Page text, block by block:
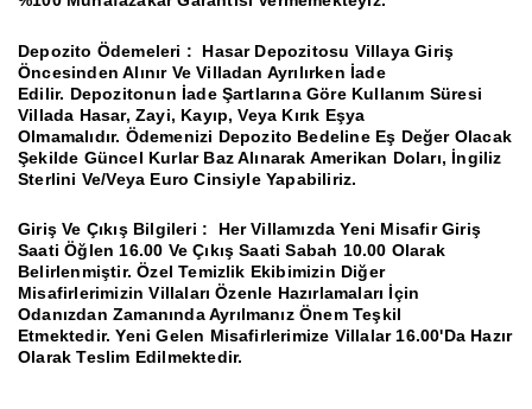
Depozito Ödemeleri : Hasar Depozitosu Villaya Giriş
Öncesinden Alınır Ve Villadan Ayrılırken İade
Edilir. Depozitonun İade Şartlarına Göre Kullanım Süresi
Villada Hasar, Zayi, Kayıp, Veya Kırık Eşya
Olmamalıdır. Ödemenizi Depozito Bedeline Eş Değer Olacak
Şekilde Güncel Kurlar Baz Alınarak Amerikan Doları, İngiliz
Sterlini Ve/Veya Euro Cinsiyle Yapabiliriz.
Giriş Ve Çıkış Bilgileri : Her Villamızda Yeni Misafir Giriş
Saati Öğlen 16.00 Ve Çıkış Saati Sabah 10.00 Olarak
Belirlenmiştir.Özel Temizlik Ekibimizin Diğer
Misafirlerimizin Villaları Özenle Hazırlamaları İçin
Odanızdan Zamanında Ayrılmanız Önem Teşkil
Etmektedir.Yeni Gelen Misafirlerimize Villalar 16.00'Da Hazır
Olarak Teslim Edilmektedir.